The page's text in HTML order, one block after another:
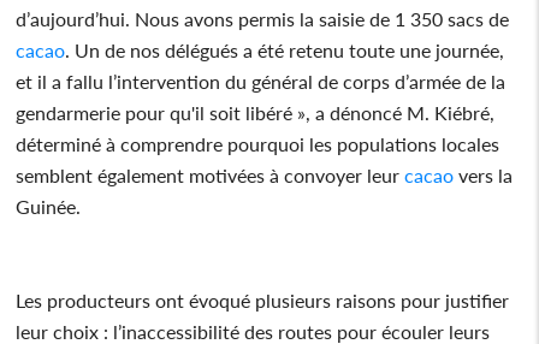
d’aujourd’hui. Nous avons permis la saisie de 1 350 sacs de
cacao. Un de nos délégués a été retenu toute une journée,
et il a fallu l’intervention du général de corps d’armée de la
gendarmerie pour qu'il soit libéré », a dénoncé M. Kiébré,
déterminé à comprendre pourquoi les populations locales
semblent également motivées à convoyer leur cacao vers la
Guinée.
Les producteurs ont évoqué plusieurs raisons pour justifier
leur choix : l’inaccessibilité des routes pour écouler leurs